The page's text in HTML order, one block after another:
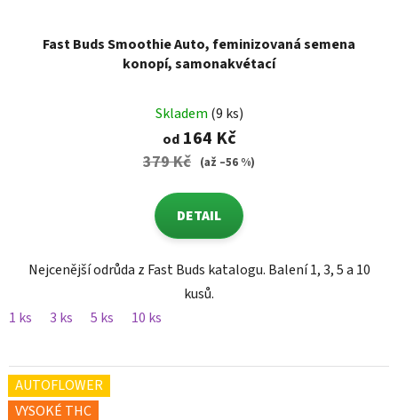
Fast Buds Smoothie Auto, feminizovaná semena
konopí, samonakvétací
Skladem (9 ks)
od164 Kč
379 Kč (až –56 %)
DETAIL
Nejcenější odrůda z Fast Buds katalogu. Balení 1, 3, 5 a 10
kusů.
1 ks
3 ks 5 ks 10 ks
AUTOFLOWER
VYSOKÉ THC